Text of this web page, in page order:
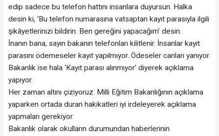
edip sadece bu telefon hattını insanlara duyursun. Halka
desin ki, ‘Bu telefon numarasına vatsaptan kayıt parasıyla ilgili
şikâyetlerinizi bildirin. Ben gereğini yapacağım’ desin.
İnanın bana, sayın bakanın telefonları kilitlenir. İnsanlar kayıt
parasını ödemeseler kayıt yapılmıyor. Ödeseler canları yanıyor.
Bakanlık ise hala ‘Kayıt parası alınmıyor’ diyerek açıklama
yapıyor.
Her zaman altını çiziyoruz. Milli Eğitim Bakanlığının açıklama
yaparken ortada duran hakikatleri iyi irdeleyerek açıklama
yapmaları gerekiyor.
Bakanlık olarak okulların durumundan haberlerinin